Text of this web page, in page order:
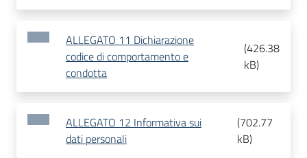
ALLEGATO 11 Dichiarazione
codice di comportamento e
condotta
(426.38
kB)
ALLEGATO 12 Informativa sui
dati personali
(702.77
kB)